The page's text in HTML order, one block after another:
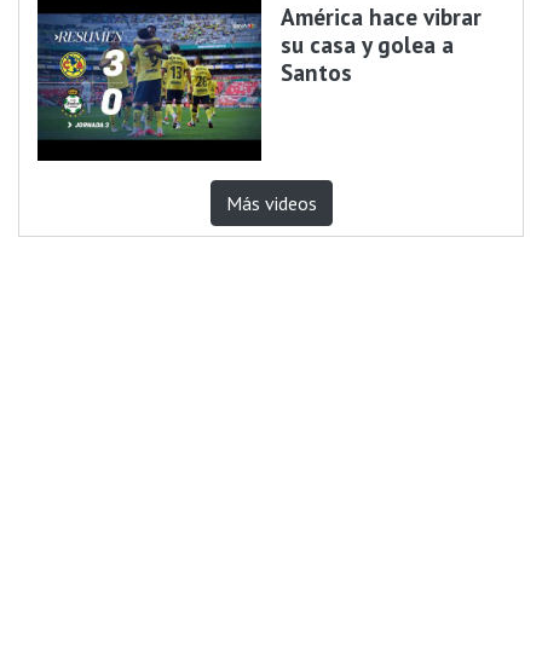
América hace vibrar
su casa y golea a
Santos
Más videos